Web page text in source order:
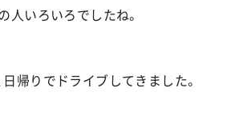
人いろいろでしたね。
帰りでドライブしてきました。